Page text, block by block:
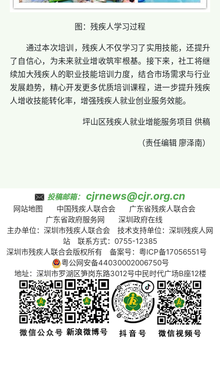
图：残疾人学习过程
通过本次培训，残疾人不仅学习了实用技能，还提升
了自信心，为未来就业增收筑牢根基。接下来，社工将继
续加大残疾人的职业技能培训力度，结合市场需求与行业
发展趋势，精心开发更多优质培训课程，进一步提升残疾
人增收技能转化率，增强残疾人就业创业服务效能。
坪山区残疾人就业增能服务项目 供稿
（责任编辑 廖泽南）
投稿邮箱： cjrnews@cjr.org.cn
网站地图 中国残疾人联合会
广东省残疾人联合会
广东省政府服务网
深圳政府在线
主办单位：深圳市残疾人联合会 技术支持单位：深圳残疾人网
站 联系方式：0755-12385
深圳市残疾人联合会版权所有 备案号： 粤ICP备17056551号
粤公网安备44030002006750号
地址：深圳市罗湖区笋岗东路3012号中民时代广场B座12楼